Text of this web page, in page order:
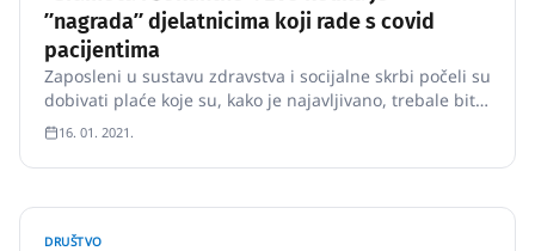
Osmrtnice
ʺnagradaʺ djelatnicima koji rade s covid
pacijentima
Zaposleni u sustavu zdravstva i socijalne skrbi počeli su
dobivati plaće koje su, kako je najavljivano, trebale biti
uvećane za 10 posto osnovne plaće svima koji su radili
s covid-pacijentima Šokirani "sramotnom isplatom
nagrada radnicima u sustavu zdravstva i socijalne
16. 01. 2021.
DRUŠTVO